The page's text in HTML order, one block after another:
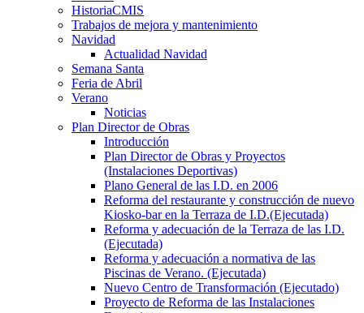
HistoriaCMIS
Trabajos de mejora y mantenimiento
Navidad
Actualidad Navidad
Semana Santa
Feria de Abril
Verano
Noticias
Plan Director de Obras
Introducción
Plan Director de Obras y Proyectos
(Instalaciones Deportivas)
Plano General de las I.D. en 2006
Reforma del restaurante y construcción de nuevo
Kiosko-bar en la Terraza de I.D.(Ejecutada)
Reforma y adecuación de la Terraza de las I.D.
(Ejecutada)
Reforma y adecuación a normativa de las
Piscinas de Verano. (Ejecutada)
Nuevo Centro de Transformación (Ejecutado)
Proyecto de Reforma de las Instalaciones